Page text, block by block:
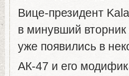
Вице-президент
в минувший
уже появились в
АК-47 и его